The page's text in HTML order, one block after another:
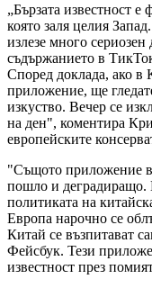
„Бързата известност
която заля целия
излезе много
съдържанието в
Според доклада, ако в
приложение, ще
изкуство. Вечер се
на ден", коментира
европейските
"Същото приложение в
пошло и деградиращо.
политиката на
Европа нарочно се
Китай се възпитават
Фейсбук. Тези
известност през